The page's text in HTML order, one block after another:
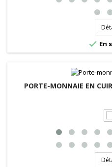
 En
PORTE-MONNAIE EN